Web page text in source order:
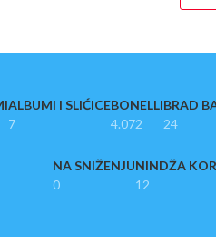
ALBUMI I SLIĆICE
7
BONELLI
4.072
BRAD
24
NA SNIŽENJU
0
NINDŽA
12